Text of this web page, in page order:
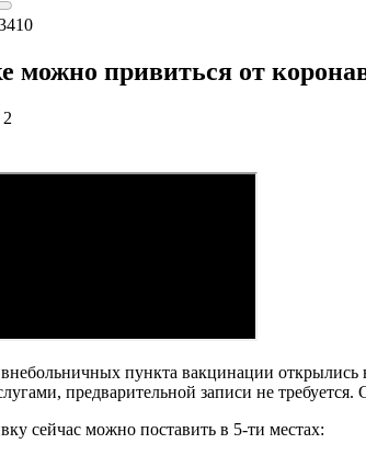
можно привиться от
пункта вакцинации открылись
предварительной записи не
сейчас можно поставить в 5-ти местах: